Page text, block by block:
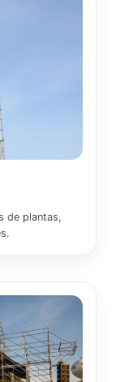
de plantas,